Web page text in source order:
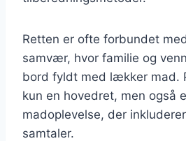
Retten er ofte forbundet
samvær, hvor familie og
bord fyldt med lækker mad.
kun en hovedret, men også
madoplevelse, der
samtaler.